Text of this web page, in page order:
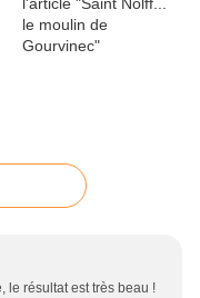
le résultat est très beau !